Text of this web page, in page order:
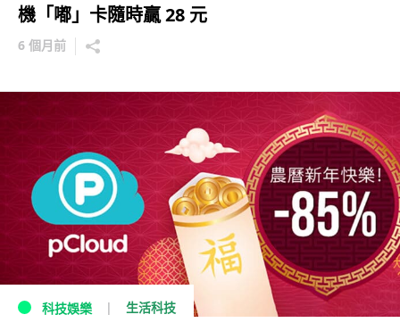
機「嘟」卡隨時贏 28 元
6 個月前
科技娛樂 生活科技